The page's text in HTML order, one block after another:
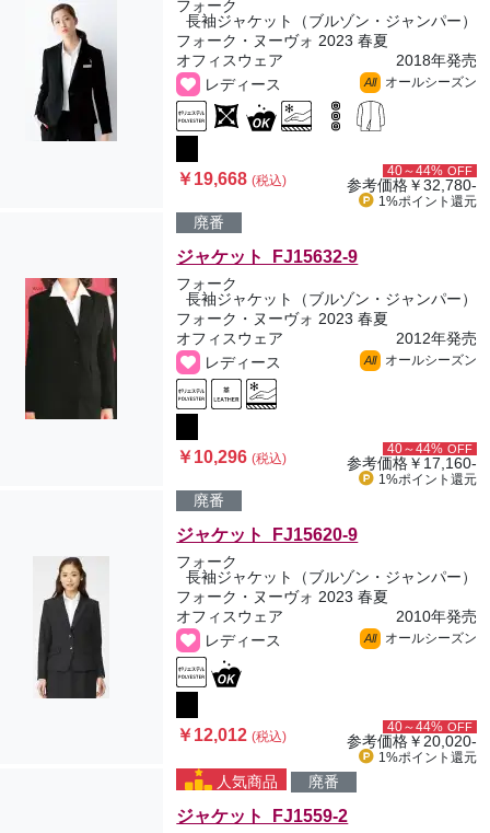
フォーク
長袖ジャケット（ブルゾン・ジャンパー）
フォーク・ヌーヴォ 2023 春夏
オフィスウェア
2018年発売
レディース
All オールシーズン
￥19,668(税込)
40～44% OFF
参考価格￥32,780-
1%ポイント 還元
廃番
ジャケット FJ15632-9
フォーク
長袖ジャケット（ブルゾン・ジャンパー）
フォーク・ヌーヴォ 2023 春夏
オフィスウェア
2012年発売
レディース
All オールシーズン
￥10,296(税込)
40～44% OFF
参考価格￥17,160-
1%ポイント 還元
廃番
ジャケット FJ15620-9
フォーク
長袖ジャケット（ブルゾン・ジャンパー）
フォーク・ヌーヴォ 2023 春夏
オフィスウェア
2010年発売
レディース
All オールシーズン
￥12,012(税込)
40～44% OFF
参考価格￥20,020-
1%ポイント 還元
人気商品 廃番
ジャケット FJ1559-2